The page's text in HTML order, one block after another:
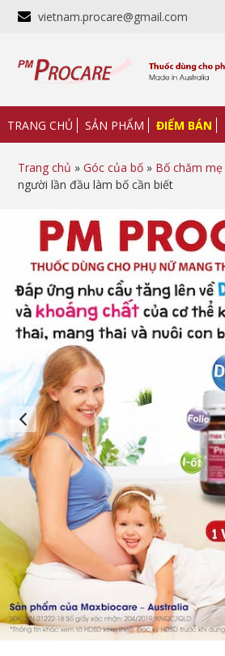
vietnam.procare@gmail.com
TRANG CHỦ SẢN PHẨM ĐIỂM BÁN
Trang chủ »Góc của bố » Bố chăm
người lần đầu làm bố cần biết